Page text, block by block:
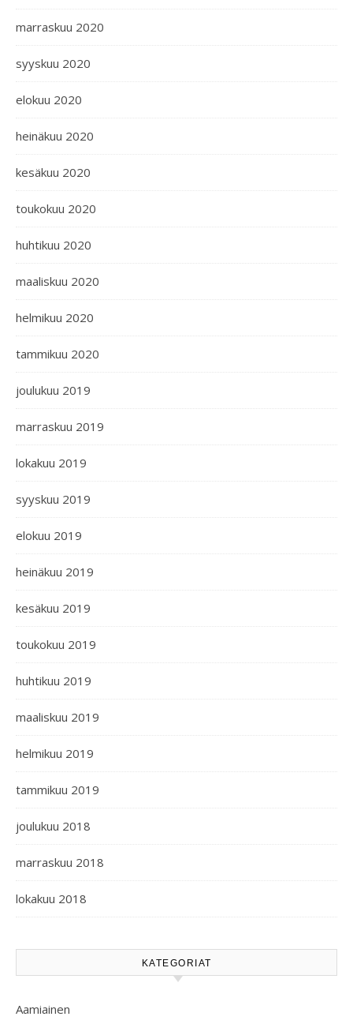
marraskuu 2020
syyskuu 2020
elokuu 2020
heinäkuu 2020
kesäkuu 2020
toukokuu 2020
huhtikuu 2020
maaliskuu 2020
helmikuu 2020
tammikuu 2020
joulukuu 2019
marraskuu 2019
lokakuu 2019
syyskuu 2019
elokuu 2019
heinäkuu 2019
kesäkuu 2019
toukokuu 2019
huhtikuu 2019
maaliskuu 2019
helmikuu 2019
tammikuu 2019
joulukuu 2018
marraskuu 2018
lokakuu 2018
KATEGORIAT
Aamiainen